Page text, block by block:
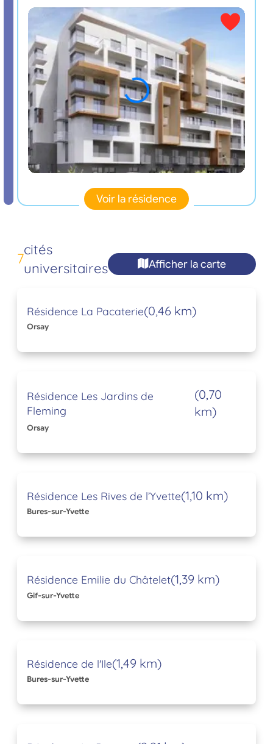
Voir la résidence
7
cités
universitaires
Afficher la carte
Résidence La Pacaterie(0,46 km)
Orsay
Résidence Les Jardins de
Fleming
(0,70
km)
Orsay
Résidence Les Rives de l’Yvette(1,10 km)
Bures-sur-Yvette
Résidence Emilie du Châtelet(1,39 km)
Gif-sur-Yvette
Résidence de l'Ile(1,49 km)
Bures-sur-Yvette